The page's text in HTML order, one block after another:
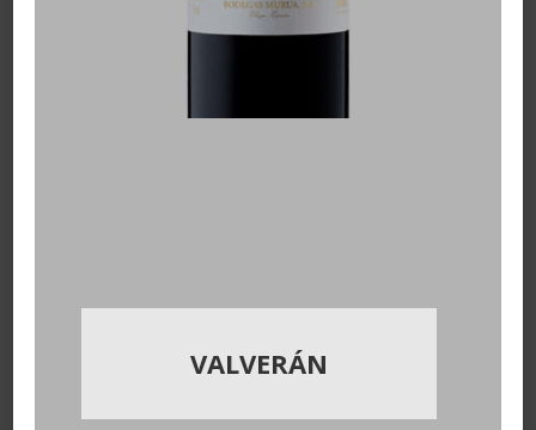
VALVERÁN